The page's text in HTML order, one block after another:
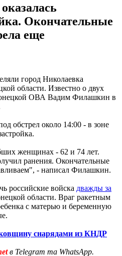
Окончательные
еще
город Николаевка
области. Известно о двух
ОВА Вадим Филашкин в
обстрел около 14:00 - в зоне
женщинах - 62 и 74 лет.
ранения. Окончательные
- написал Филашкин.
российские войска дважды за
области. Враг ракетным
с матерью и беременную
снарядами из КНДР
в Telegram та WhatsApp.